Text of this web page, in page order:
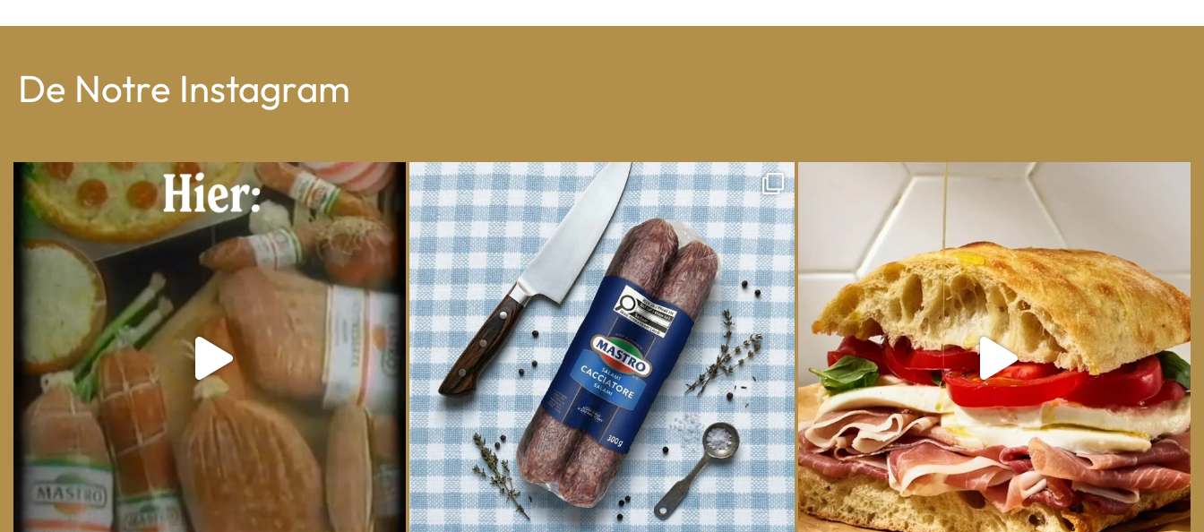
De Notre Instagram
From wood-paneled basements to candlelit condo...
8 0
One whole Mastro® Cacciatore Salami, so many
ways...
16 0
We can have Euro summer, right here at home
14 0